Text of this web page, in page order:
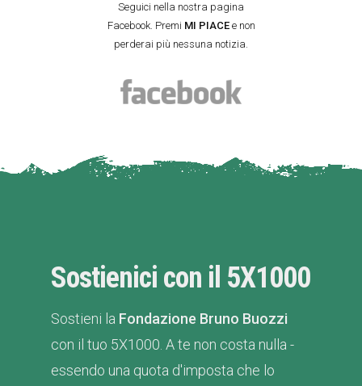
Seguici nella nostra pagina
Facebook. Premi MI PIACEe non
perderai più nessuna notizia.
Sostienici con il 5X1000
Sostieni la Fondazione Bruno Buozzi
con il tuo 5X1000. A te non costa nulla -
essendo una quota d'imposta che lo